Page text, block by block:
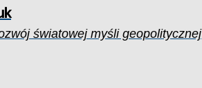
światowej myśli geopolitycznej